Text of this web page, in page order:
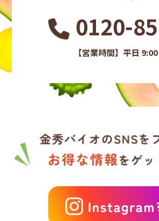
0120-
【営業時間】平日